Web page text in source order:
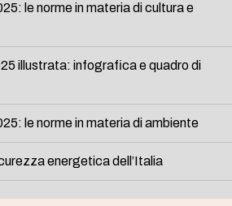
le norme in materia di cultura e
illustrata: infografica e quadro di
le norme in materia di ambiente
energetica dell’Italia